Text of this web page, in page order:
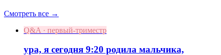
Смотреть все →
Q&A · первый-триместр
ура, я сегодня 9:20 родила мальчика,